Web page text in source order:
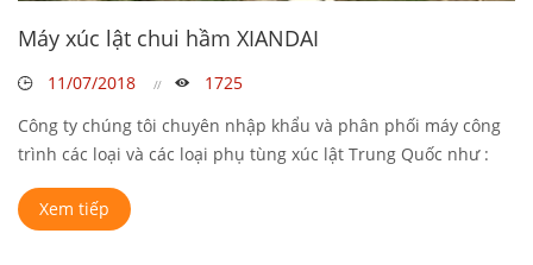
Máy xúc lật chui hầm XIANDAI
11/07/2018
1725
Công ty chúng tôi chuyên nhập khẩu và phân phối máy công
trình các loại và các loại phụ tùng xúc lật Trung Quốc như :
Xem tiếp